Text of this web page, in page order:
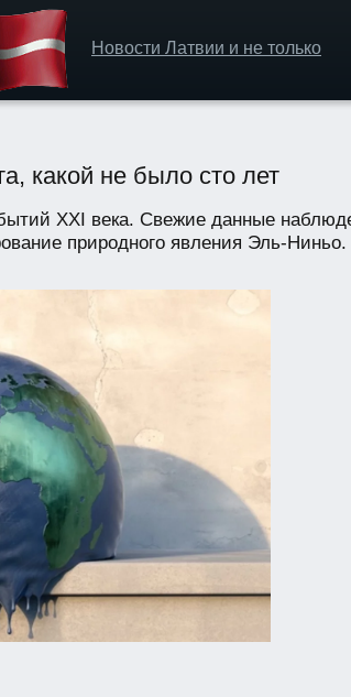
Новости Латвии и не только
какой не было сто лет
XXI века. Свежие данные
природного явления Эль-